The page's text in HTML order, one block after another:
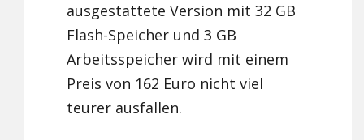
ausgestattete Version mit 32 GB
Flash-Speicher und 3 GB
Arbeitsspeicher wird mit einem
Preis von 162 Euro nicht viel
teurer ausfallen.